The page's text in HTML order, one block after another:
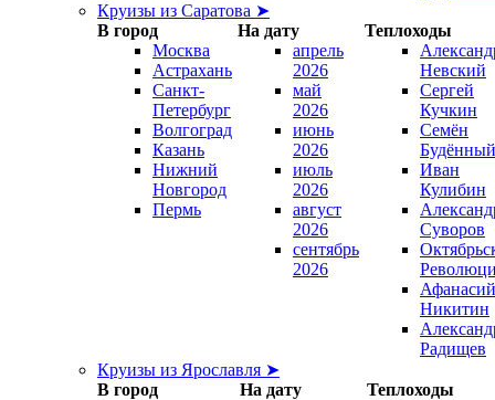
Круизы из Саратова ➤
В город
На дату
Теплоходы
Москва
Астрахань
Санкт-
Петербург
Волгоград
Казань
Нижний
Новгород
Пермь
апрель
2026
май
2026
июнь
2026
июль
2026
август
2026
сентябрь
2026
Невский
Сергей
Кучкин
Семён
Будённый
Иван
Кулибин
Суворов
Афанасий
Никитин
Радищев
Круизы из Ярославля ➤
В город
На дату
Теплоходы